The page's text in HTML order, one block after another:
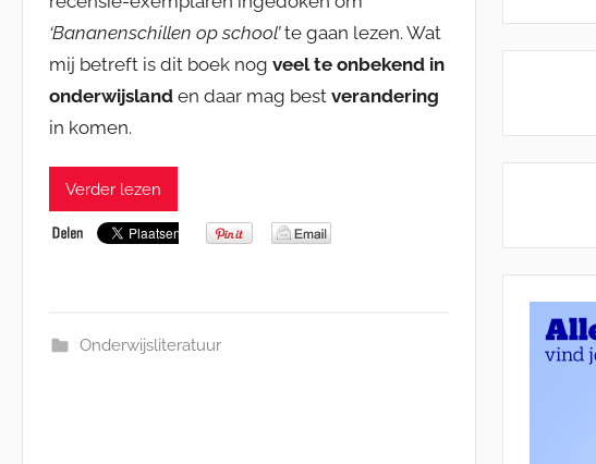
‘Bananenschillen op school’te gaan lezen. Wat
mij betreft is dit boek nogveel te onbekend in
onderwijsland en daar mag bestverandering
in komen.
Verder lezen
Onderwijsliteratuur